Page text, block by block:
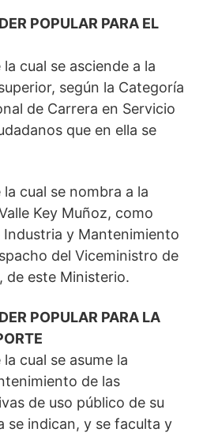
POPULAR PARA EL
cual se asciende a la
según la Categoría
de Carrera en Servicio
que en ella se
cual se nombra a la
Key Muñoz, como
Industria y Mantenimiento
del Viceministro de
de este Ministerio.
POPULAR PARA LA
cual se asume la
de las
de uso público de su
se indican, y se faculta y